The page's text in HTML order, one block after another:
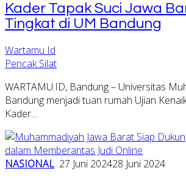
Kader Tapak Suci Jawa
Tingkat di UM Bandung
Wartamu Id
Pencak Silat
WARTAMU.ID, Bandung – Universitas
Bandung menjadi tuan rumah Ujian
Kader…
NASIONAL 27 Juni 202428 Juni 2024